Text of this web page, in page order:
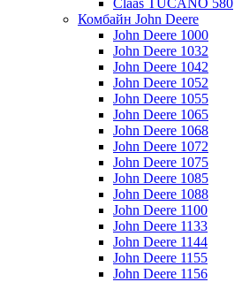
Claas TUCANO 580
Комбайн John Deere
John Deere 1000
John Deere 1032
John Deere 1042
John Deere 1052
John Deere 1055
John Deere 1065
John Deere 1068
John Deere 1072
John Deere 1075
John Deere 1085
John Deere 1088
John Deere 1100
John Deere 1133
John Deere 1144
John Deere 1155
John Deere 1156